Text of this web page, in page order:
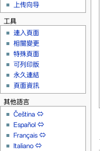
上传向导
工具
連入頁面
相關變更
特殊頁面
可列印版
永久連結
頁面資訊
其他語言
Čeština ⇔
Español ⇔
Français ⇔
Italiano ⇔